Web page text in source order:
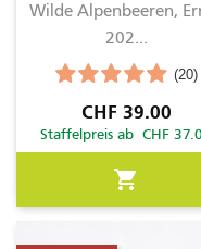
Wilde Alpenbeeren,
202...
(20)
Preis
CHF 39.00
Staffelpreis ab CHF
shopping_cart